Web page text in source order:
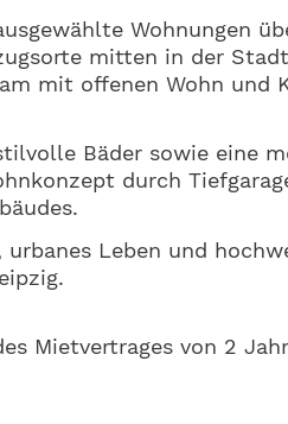
Wohnungen
mitten in der
mit offenen Wohn und
Bäder sowie eine
durch
urbanes Leben und
Mietvertrages von 2